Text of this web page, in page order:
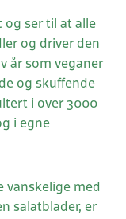
og ser til at alle
og driver den
år som veganer
og skuffende
i over 3000
i egne
vanskelige med
salatblader, er